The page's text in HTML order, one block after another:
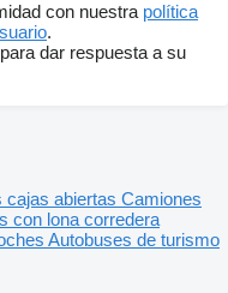
con nuestra política
.
dar respuesta a su
cajas abiertas Camiones
con lona corredera
Autobuses de turismo